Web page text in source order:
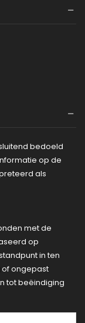
bedoeld
op de
als
met de
op
in ten
ongepast
tot beëindiging